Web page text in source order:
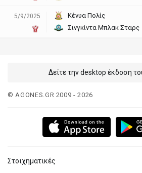
5/9/2025
Κένυα Πολίς
Σινγκίντα Μπλακ Σταρς
Δείτε την desktop έκδοση
© AGONES.GR 2009 - 2026
Στοιχηματικές